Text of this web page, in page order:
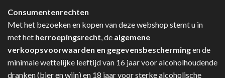
Consumentenrechten
Met het bezoeken en kopen van deze webshop stemt u in
met het herroepingsrecht, de algemene
verkoopsvoorwaarden en gegevensbeschermingen de
minimale wettelijke leeftijd van 16 jaar voor alcoholhoudende
dranken (bier en wijn) en 18 jaar voor sterke alcoholische